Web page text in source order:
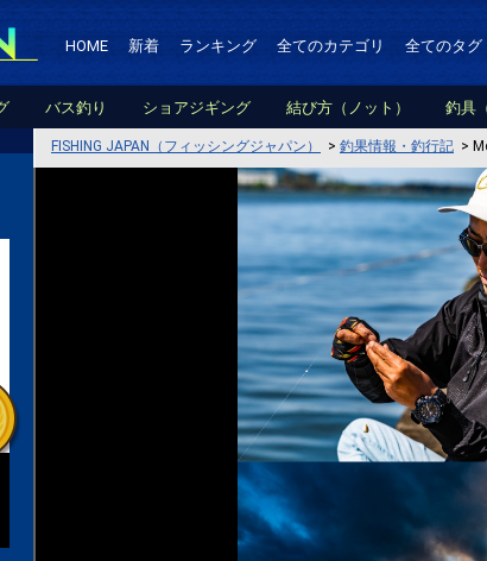
HOME 新着 ランキング 全てのカテゴリ 全てのタグ
バス釣り ショアジギング 結び方（ノット） 釣具
FISHING JAPAN（フィッシングジャパン） > 釣果情報・釣行記 >